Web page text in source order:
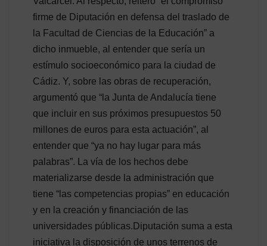
firme de Diputación en defensa del traslado de
la Facultad de Ciencias de la Educación” a
dicho inmueble, al entender que sería un
estímulo socioeconómico para la ciudad de
Cádiz. Y, sobre las obras de recuperación,
argumentó que “la Junta de Andalucía tiene
que incluir en sus próximos presupuestos 50
millones de euros para esta actuación”, al
entender que “ya no hay lugar para más
palabras”. La vía de los hechos debe
materializarse desde la administración que
tiene “las competencias propias” en educación
y en la creación y financiación de las
universidades públicas.Diputación suma a esta
iniciativa la disposición de unos terrenos de